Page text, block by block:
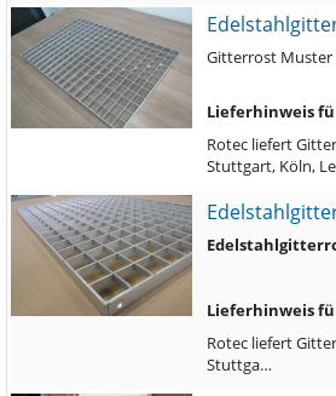
Gitterrost Muster
Lieferhinweis
Rotec liefert
Stuttgart, Köln,
Lieferhinweis
Rotec liefert
Stuttga…